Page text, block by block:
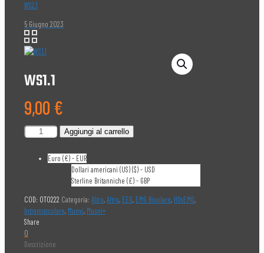
WS2.1
5 Giugno 2023
WS1.1
9,00 €
WS1.1
Aggiungi al carrello
Euro (€) - EUR
Dollari americani (US) ($) - USD
Sterline Britanniche (£) - GBP
COD: OT0222 Categoria: Altro,Altro, EEG, EMG Bipolare, HDsEMG,
Intramuscolare, Muovi, Muovi+
Share
0
Descrizione